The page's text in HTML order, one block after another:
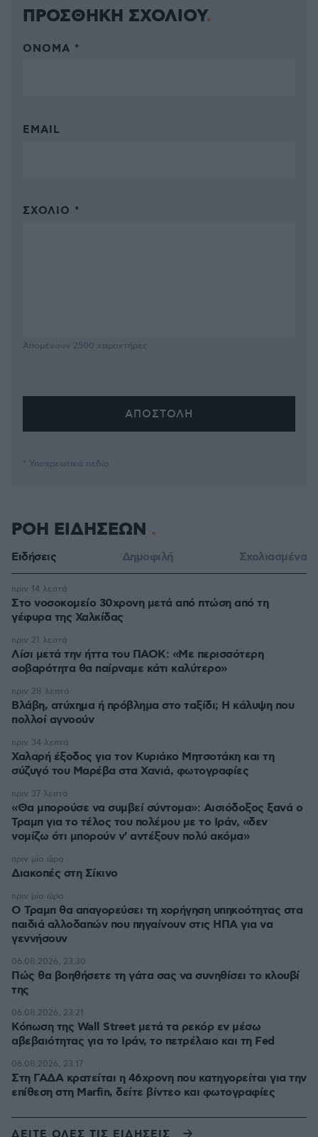
ΠΡΟΣΘΗΚΗ ΣΧΟΛΙΟΥ
ΌΝΟΜΑ *
EMAIL
ΣΧΌΛΙΟ *
Απομένουν 2500 χαρακτήρες
* Υποχρεωτικά πεδία
ΡΟΗ ΕΙΔΗΣΕΩΝ
Ειδήσεις Δημοφιλή Σχολιασμένα
Στο νοσοκομείο 30χρονη μετά από πτώση από τη
γέφυρα της Χαλκίδας
πριν 14 λεπτά
Λίσι μετά την ήττα του ΠΑΟΚ: «Με περισσότερη
σοβαρότητα θα παίρναμε κάτι καλύτερο»
πριν 21 λεπτά
Βλάβη, ατύχημα ή πρόβλημα στο ταξίδι; Η κάλυψη που
πολλοί αγνοούν
πριν 28 λεπτά
Χαλαρή έξοδος για τον Κυριάκο Μητσοτάκη και τη
σύζυγό του Μαρέβα στα Χανιά, φωτογραφίες
πριν 34 λεπτά
«Θα μπορούσε να συμβεί σύντομα»: Αισιόδοξος ξανά ο
Τραμπ για το τέλος του πολέμου με το Ιράν, «δεν
νομίζω ότι μπορούν ν' αντέξουν πολύ ακόμα»
πριν 37 λεπτά
Διακοπές στη Σίκινο
πριν μία ώρα
Ο Τραμπ θα απαγορεύσει τη χορήγηση υπηκοότητας στα
παιδιά αλλοδαπών που πηγαίνουν στις ΗΠΑ για να
γεννήσουν
πριν μία ώρα
Πώς θα βοηθήσετε τη γάτα σας να συνηθίσει το κλουβί
της
06.08.2026, 23:30
Κόπωση της Wall Street μετά τα ρεκόρ εν μέσω
αβεβαιότητας για το Ιράν, το πετρέλαιο και τη Fed
06.08.2026, 23:21
Στη ΓΑΔΑ κρατείται η 46χρονη που κατηγορείται για την
επίθεση στη Marfin, δείτε βίντεο και φωτογραφίες
06.08.2026, 23:17